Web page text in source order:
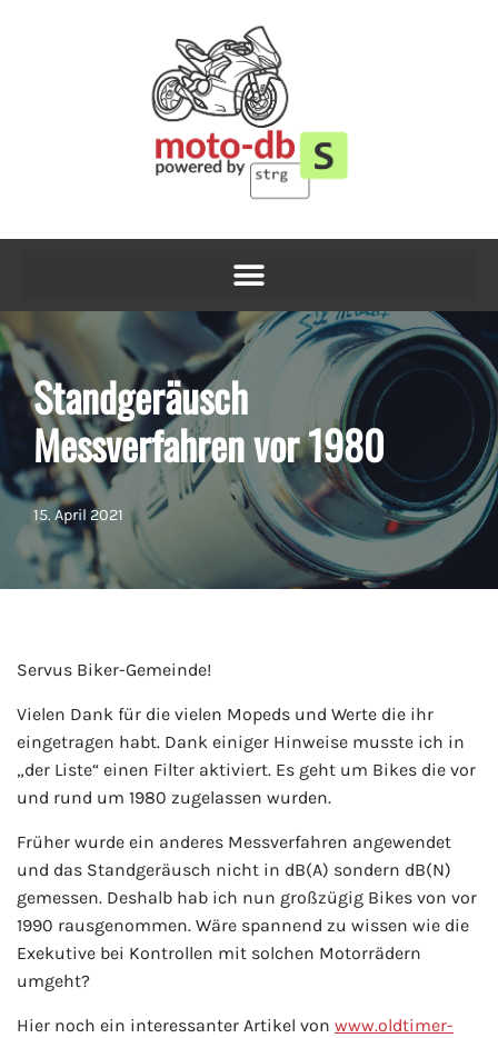
Standgeräusch
Messverfahren vor 1980
15. April 2021
Servus Biker-Gemeinde!
Vielen Dank für die vielen Mopeds und Werte die ihr
eingetragen habt. Dank einiger Hinweise musste ich in
„der Liste“ einen Filter aktiviert. Es geht um Bikes die vor
und rund um 1980 zugelassen wurden.
Früher wurde ein anderes Messverfahren angewendet
und das Standgeräusch nicht in dB(A) sondern dB(N)
gemessen. Deshalb hab ich nun großzügig Bikes von vor
1990 rausgenommen. Wäre spannend zu wissen wie die
Exekutive bei Kontrollen mit solchen Motorrädern
umgeht?
Hier noch ein interessanter Artikel von www.oldtimer-